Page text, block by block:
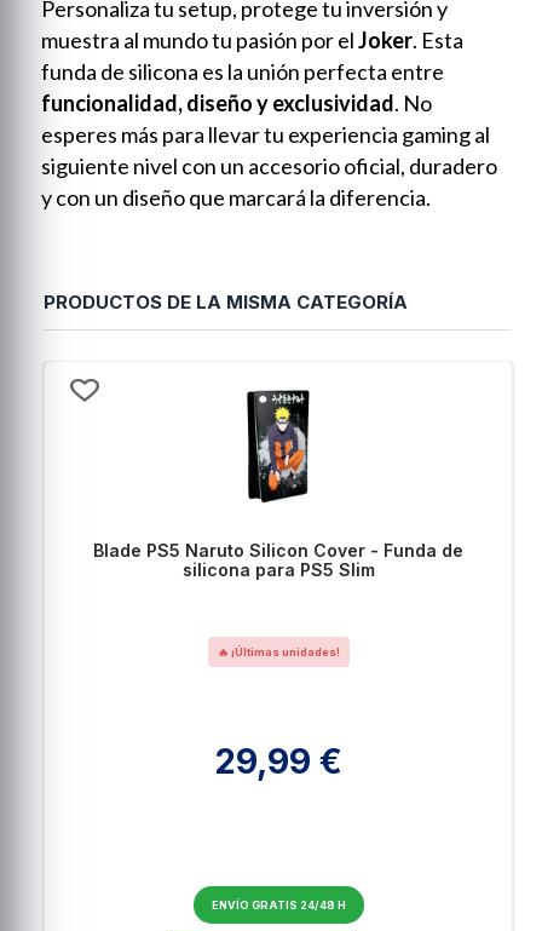
Personaliza tu setup, protege tu inversión y
muestra al mundo tu pasión por elJoker. Esta
funda de silicona es la unión perfecta entre
funcionalidad, diseño y exclusividad. No
esperes más para llevar tu experiencia gaming al
siguiente nivel con un accesorio oficial, duradero
y con un diseño que marcará la diferencia.
PRODUCTOS DE LA MISMA CATEGORÍA
Blade PS5 Naruto Silicon Cover - Funda de
silicona para PS5 Slim
🔥 ¡Últimas unidades!
29,99 €
ENVÍO GRATIS 24/48 H